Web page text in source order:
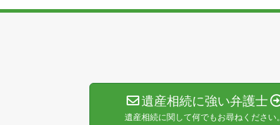
遺産相続に強い弁護士
遺産相続に関して何でもお尋ねください。